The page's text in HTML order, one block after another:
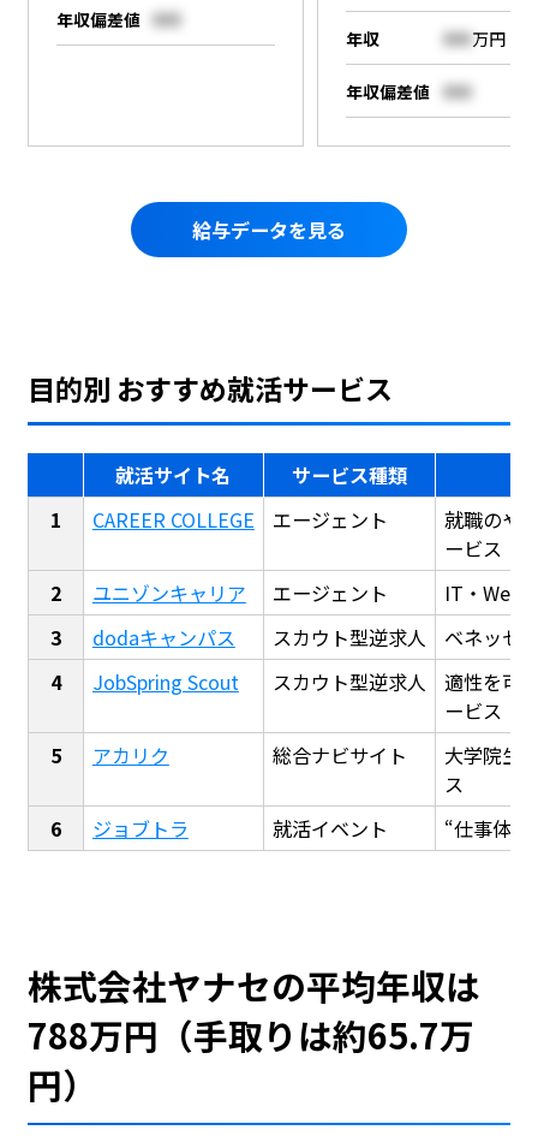
年収偏差値 000
年収 000万円
年収偏差値 000
給与データを見る
目的別 おすすめ就活サービス
就活サイト名
サービス種類
CAREER COLLEGE
エージェント
就職のや
ービス
ユニゾンキャリア
エージェント
IT・Web
dodaキャンパス
スカウト型逆求人
ベネッセ
JobSpring Scout
スカウト型逆求人
適性を可
ービス
アカリク
総合ナビサイト
大学院生
ス
ジョブトラ
就活イベント “仕事体
株式会社ヤナセの平均年収は
788万円（手取りは約65.7万
円）